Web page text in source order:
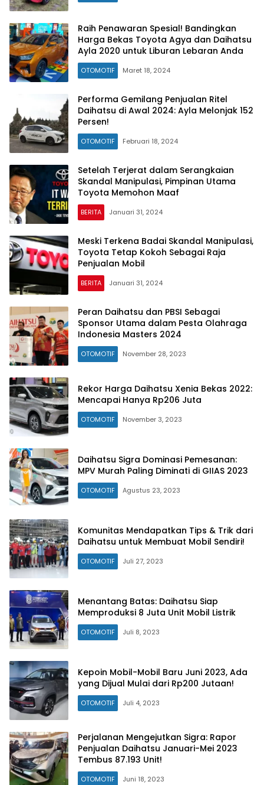
Raih Penawaran Spesial! Bandingkan
Harga Bekas Toyota Agya dan Daihatsu
Ayla 2020 untuk Liburan Lebaran Anda
OTOMOTIF Maret 18, 2024
Performa Gemilang Penjualan Ritel
Daihatsu di Awal 2024: Ayla Melonjak 152
Persen!
OTOMOTIF Februari 18, 2024
Setelah Terjerat dalam Serangkaian
Skandal Manipulasi, Pimpinan Utama
Toyota Memohon Maaf
BERITA Januari 31, 2024
Meski Terkena Badai Skandal Manipulasi,
Toyota Tetap Kokoh Sebagai Raja
Penjualan Mobil
BERITA Januari 31, 2024
Peran Daihatsu dan PBSI Sebagai
Sponsor Utama dalam Pesta Olahraga
Indonesia Masters 2024
OTOMOTIF November 28, 2023
Rekor Harga Daihatsu Xenia Bekas 2022:
Mencapai Hanya Rp206 Juta
OTOMOTIF November 3, 2023
Daihatsu Sigra Dominasi Pemesanan:
MPV Murah Paling Diminati di GIIAS 2023
OTOMOTIF Agustus 23, 2023
Komunitas Mendapatkan Tips & Trik dari
Daihatsu untuk Membuat Mobil Sendiri!
OTOMOTIF Juli 27, 2023
Menantang Batas: Daihatsu Siap
Memproduksi 8 Juta Unit Mobil Listrik
OTOMOTIF Juli 8, 2023
Kepoin Mobil-Mobil Baru Juni 2023, Ada
yang Dijual Mulai dari Rp200 Jutaan!
OTOMOTIF Juli 4, 2023
Perjalanan Mengejutkan Sigra: Rapor
Penjualan Daihatsu Januari-Mei 2023
Tembus 87.193 Unit!
OTOMOTIF Juni 18, 2023